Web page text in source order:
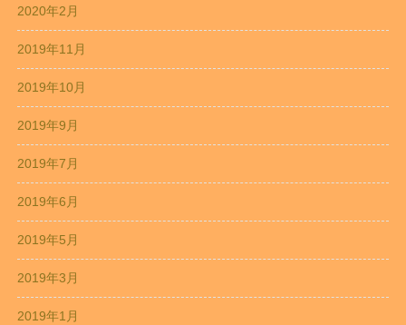
2020年2月
2019年11月
2019年10月
2019年9月
2019年7月
2019年6月
2019年5月
2019年3月
2019年1月